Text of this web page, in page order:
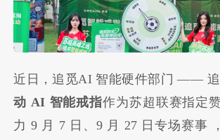
近日，追觅AI 智能硬件部门 ——
动 AI 智能戒指作为苏超联赛指定
力 9 月 7 日、9 月 27 日专场赛事